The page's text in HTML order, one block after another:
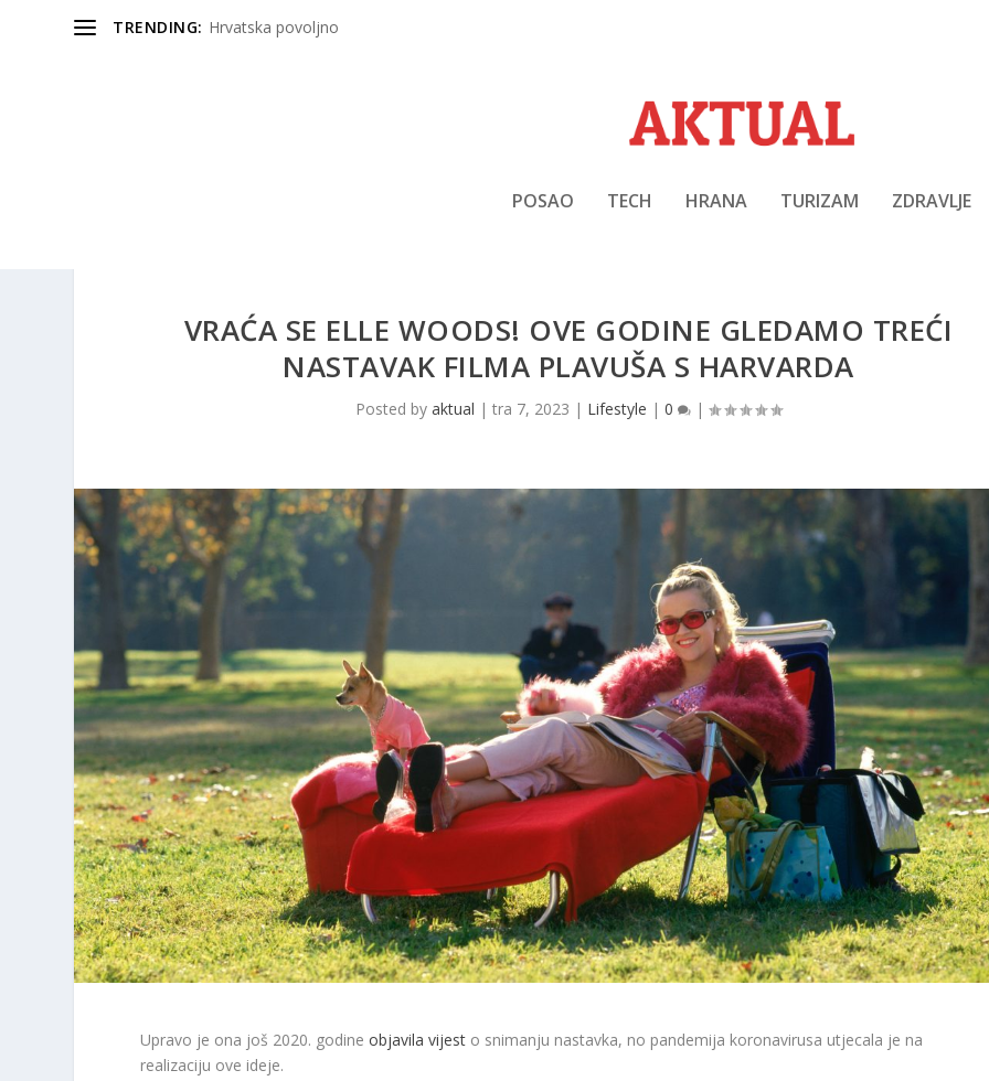
TRENDING: Hrvatska povoljno
POSAO TECH HRANA TURIZAM ZDRAVLJE
VRAĆA SE ELLE WOODS! OVE GODINE GLEDAMO TREĆI
NASTAVAK FILMA PLAVUŠA S HARVARDA
Posted by aktual | tra 7, 2023 | Lifestyle | 0 |
Upravo je ona još 2020. godineobjavila vijest o snimanju nastavka, no pandemija koronavirusa utjecala je na
realizaciju ove ideje.